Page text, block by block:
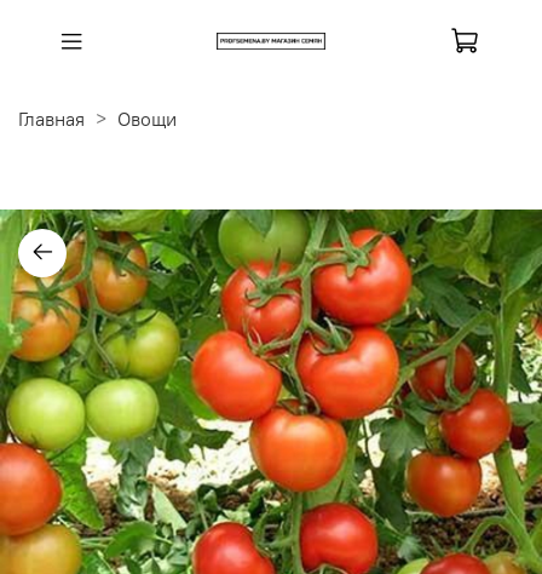
Главная Овощи